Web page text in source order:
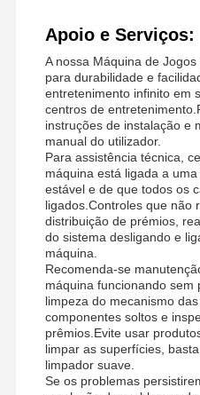
Apoio e Serviços:
A nossa Máquina de
para durabilidade e
entretenimento infinito em
centros de
instruções de instalação e
manual do utilizador.
Para assistência técnica,
máquina está ligada a
estável e de que todos os
ligados.Controles que não
distribuição de prémios,
do sistema desligando e
máquina.
Recomenda-se
máquina funcionando sem
limpeza do mecanismo
componentes soltos e
prêmios.Evite usar
limpar as superfícies,
limpador suave.
Se os problemas